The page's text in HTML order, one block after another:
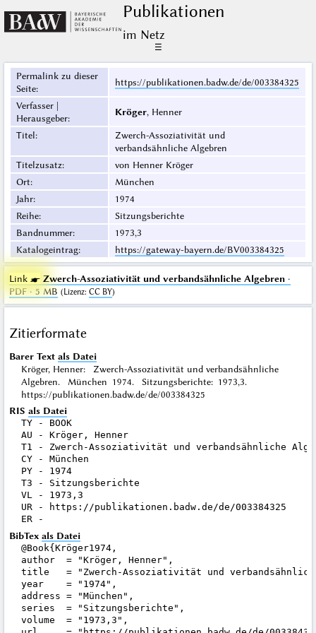
Publikationen
im Netz
☰
Permalink zu dieser
Seite:
https://publikationen.badw.de/de/003384325
Verfasser |
Herausgeber:
Kröger, Henner
Titel:
Zwerch-Assoziativität und
verbandsähnliche Algebren
Titelzusatz:
von Henner Kröger
Ort:
München
Jahr:
1974
Reihe:
Sitzungsberichte
Bandnummer:
1973,3
Katalogeintrag: https://gateway-bayern.de/BV003384325
Link ☛ Zwerch-Assoziativität und verbandsähnliche Algebren·
PDF · 5 MB (Lizenz: CC BY)
Zitierformate
Barer Text als Datei
Kröger, Henner: Zwerch-Assoziativität und verbandsähnliche
Algebren. München 1974. Sitzungsberichte: 1973,3.
https://publikationen.badw.de/de/003384325
RIS als Datei
TY - BOOK
AU - Kröger, Henner
T1 - Zwerch-Assoziativität und verbandsähnliche
CY - München
PY - 1974
T3 - Sitzungsberichte
VL - 1973,3
UR - https://publikationen.badw.de/de/003384325
BibTex als Datei
@Book{Kröger1974,
author  = "Kröger, Henner",
title   = "Zwerch-Assoziativität und
year    = "1974",
address = "München",
series  = "Sitzungsberichte",
volume  = "1973,3",